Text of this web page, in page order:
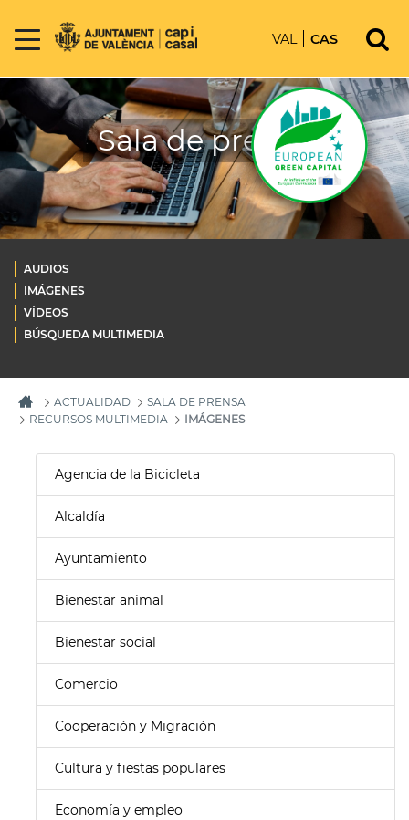
VAL CAS
Sala de prensa
AUDIOS
IMÁGENES
VÍDEOS
BÚSQUEDA MULTIMEDIA
ACTUALIDAD
SALA DE PRENSA
RECURSOS MULTIMEDIA
IMÁGENES
Agencia de la Bicicleta
Alcaldía
Ayuntamiento
Bienestar animal
Bienestar social
Comercio
Cooperación y Migración
Cultura y fiestas populares
Economía y empleo